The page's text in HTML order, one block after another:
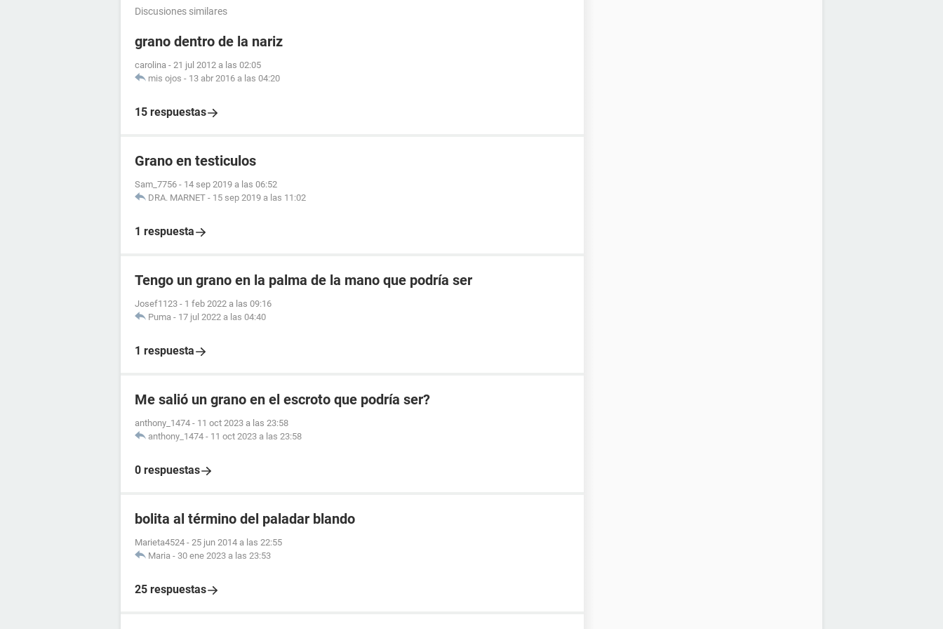
Discusiones similares
grano dentro de la nariz
carolina - 21 jul 2012 a las 02:05
mis ojos - 13 abr 2016 a las 04:20
15 respuestas
Grano en testiculos
Sam_7756 - 14 sep 2019 a las 06:52
DRA. MARNET - 15 sep 2019 a las 11:02
1 respuesta
Tengo un grano en la palma de la mano que podría ser
Josef1123 - 1 feb 2022 a las 09:16
Puma - 17 jul 2022 a las 04:40
1 respuesta
Me salió un grano en el escroto que podría ser?
anthony_1474 - 11 oct 2023 a las 23:58
anthony_1474 - 11 oct 2023 a las 23:58
0 respuestas
bolita al término del paladar blando
Marieta4524 - 25 jun 2014 a las 22:55
Maria - 30 ene 2023 a las 23:53
25 respuestas